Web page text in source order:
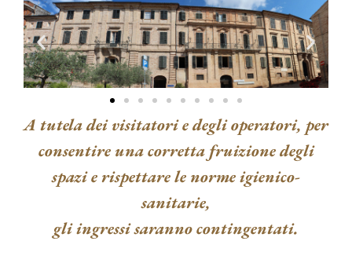
A tutela dei visitatori e degli operatori, per
consentire una corretta fruizione degli
spazi e rispettare le norme igienico-
sanitarie,
gli ingressi saranno contingentati.